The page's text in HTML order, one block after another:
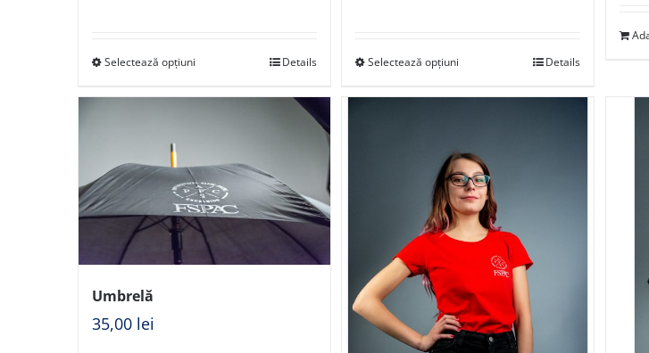
Selectează opțiuni Details Selectează opțiuni Details
Umbrelă
35,00 lei